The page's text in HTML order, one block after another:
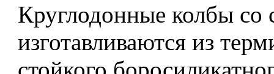
Круглодонные колбы
изготавливаются из